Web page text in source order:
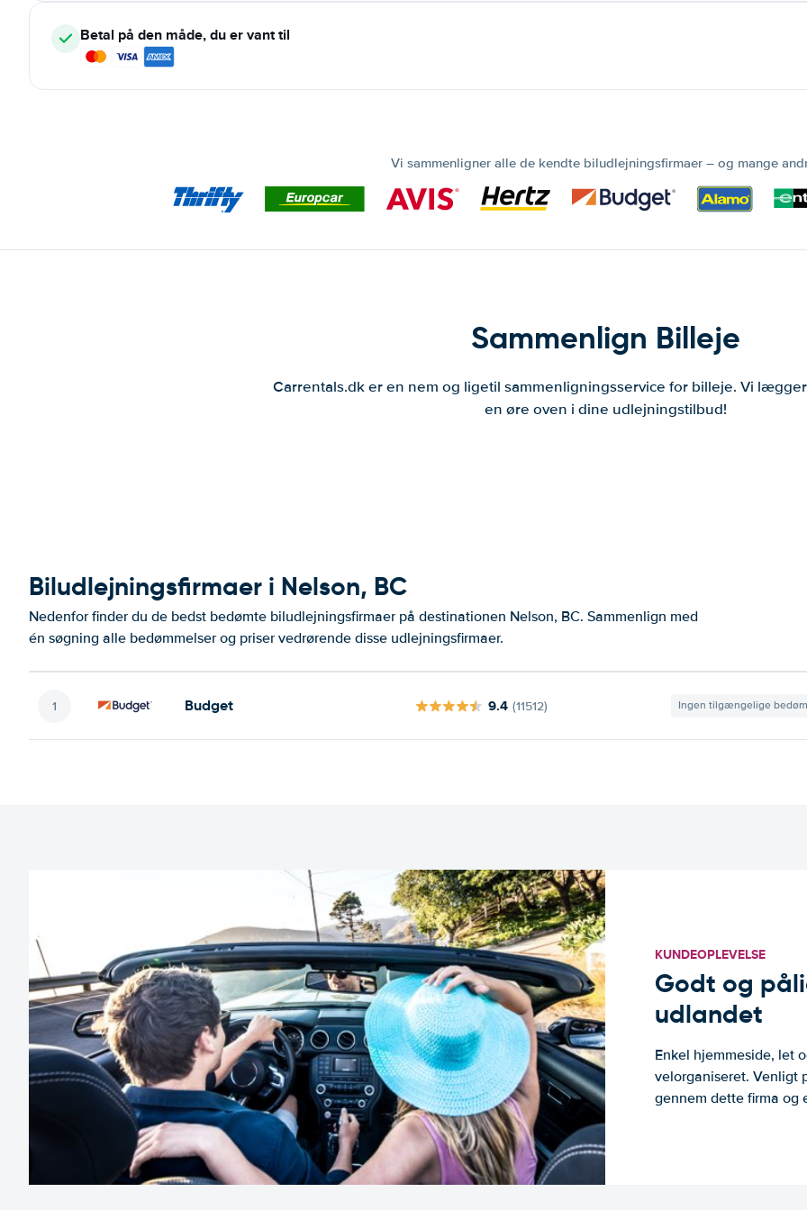
Betal på den måde, du er vant til
Vi sammenligner alle de kendte biludlejningsfirmaer – og mange
Sammenlign Billeje
Carrentals.dk er en nem og ligetil sammenligningsservice for billeje. Vi
en øre oven i dine udlejningstilbud!
Biludlejningsfirmaer i Nelson, BC
Nedenfor finder du de bedst bedømte biludlejningsfirmaer på destinationen Nelson, BC. Sammenlign med
én søgning alle bedømmelser og priser vedrørende disse udlejningsfirmaer.
Budget 9.4 (11512) Ingen tilgængelige
KUNDEOPLEVELSE
Godt og
udlandet
Enkel hjemmeside, let
velorganiseret. Venligt
gennem dette firma og